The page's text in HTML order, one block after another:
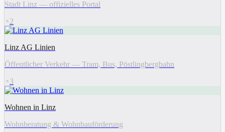
Stadt Linz — offizielles Portal
2
Linz AG Linien
Öffentlicher Verkehr — Tram, Bus, Pöstlingbergbahn
3
Wohnen in Linz
Wohnberatung & Wohnbauförderung